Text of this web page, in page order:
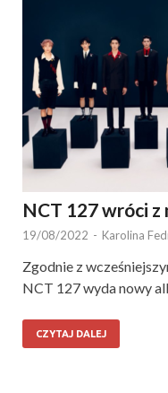
NCT 127 wróci z
19/08/2022 - Karolina
Zgodnie z
NCT 127 wyda nowy
CZYTAJ DALEJ